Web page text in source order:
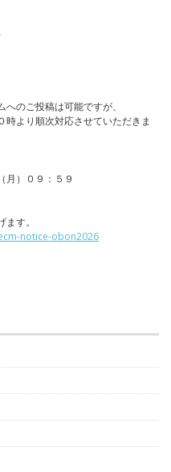
のご投稿は可能ですが、
より順次対応させていただきま
月）０９：５９
す。
notice-obon2026